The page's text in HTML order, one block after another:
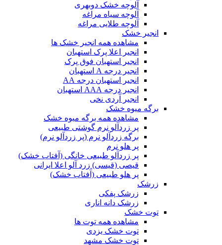
آلوچه خشک دوبهری
آلوچه سیاه مراغه
آلوچه طلایی مراغه
انجیر خشک
مشاهده همه انجیر خشک ها
انجیر اعلا پرک استهبان
انجیر استهبان فوق پرک
انجیر درجه A استهبان
انجیر استهبان درجه AA
انجیر درجه AAA استهبان
انجیر آردی نخی
برگه میوه خشک
مشاهده همه برگه میوه خشک
پر زردآلو نرم گوشتی طبیعی
برگه زردآلو نرم (پر زردآلو نرم)
پر هلو نرم
پر زردآلو طبیعی خانگی (آفتاب خشک)
قیصی (قیسی) زرد آلو اعلا ایرانی
پر هلو طبیعی (آفتاب خشک)
زرشک
زرشک پفکی
زرشک دانه اناری
توت خشک
مشاهده همه توت ها
توت خشک یزدی
توت خشک مشهد